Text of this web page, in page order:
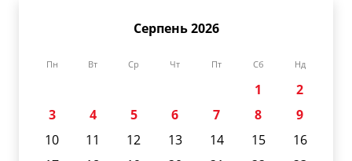
Серпень 2026
Пн Вт Ср Чт Пт Сб Нд
1
2
3
4 5 6 7 8
9
10
11 12 13 14 15
16